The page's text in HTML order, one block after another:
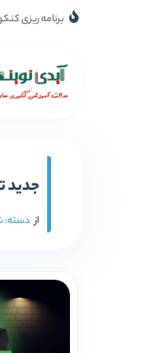
برنامه ریزی
جدید
ازدسته: